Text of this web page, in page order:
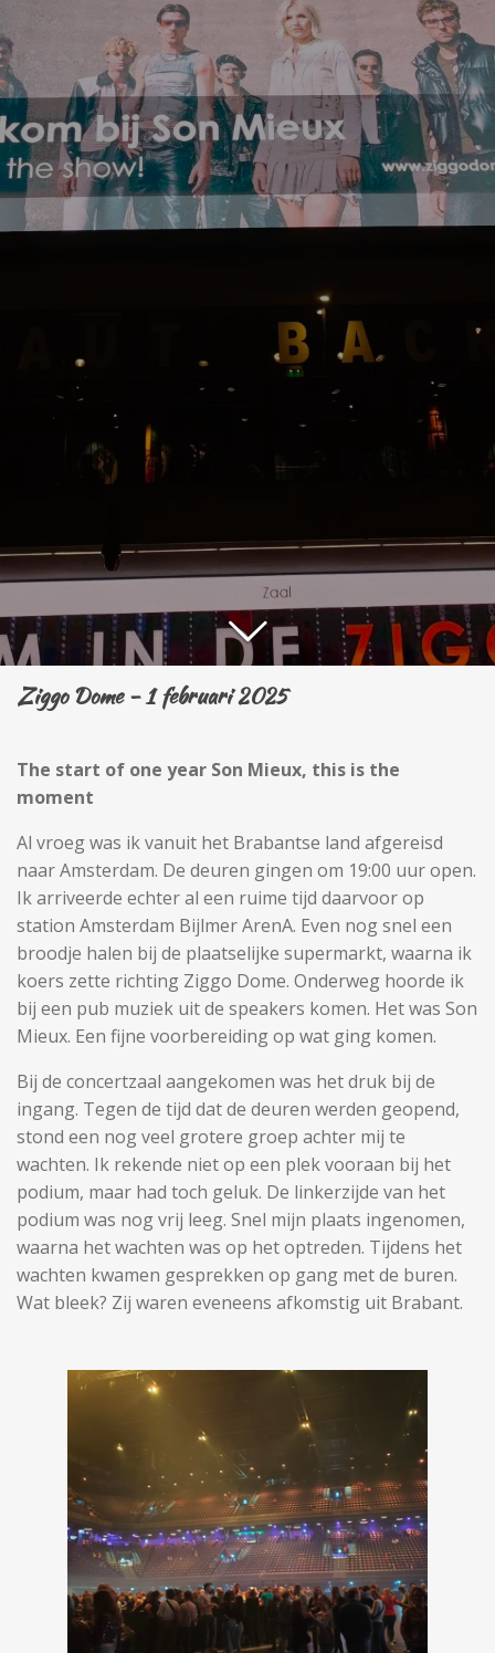
Ziggo Dome - 1 februari 2025
The start of one year Son Mieux, this is the
moment
Al vroeg was ik vanuit het Brabantse land afgereisd
naar Amsterdam. De deuren gingen om 19:00 uur open.
Ik arriveerde echter al een ruime tijd daarvoor op
station Amsterdam Bijlmer ArenA. Even nog snel een
broodje halen bij de plaatselijke supermarkt, waarna ik
koers zette richting Ziggo Dome. Onderweg hoorde ik
bij een pub muziek uit de speakers komen. Het was Son
Mieux. Een fijne voorbereiding op wat ging komen.
Bij de concertzaal aangekomen was het druk bij de
ingang. Tegen de tijd dat de deuren werden geopend,
stond een nog veel grotere groep achter mij te
wachten. Ik rekende niet op een plek vooraan bij het
podium, maar had toch geluk. De linkerzijde van het
podium was nog vrij leeg. Snel mijn plaats ingenomen,
waarna het wachten was op het optreden. Tijdens het
wachten kwamen gesprekken op gang met de buren.
Wat bleek? Zij waren eveneens afkomstig uit Brabant.